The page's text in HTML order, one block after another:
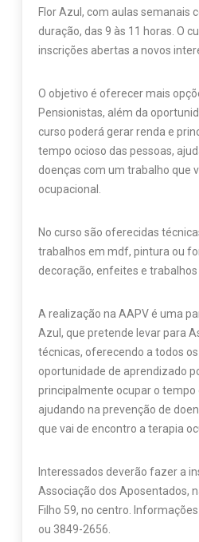
Flor Azul, com aulas semanais
duração, das 9 às 11 horas. O
inscrições abertas a novos
O objetivo é oferecer mais
Pensionistas, além da
curso poderá gerar renda e
tempo ocioso das pessoas,
doenças com um trabalho que
ocupacional.
No curso são oferecidas
trabalhos em mdf, pintura ou
decoração, enfeites e trabalhos
A realização na AAPV é uma
Azul, que pretende levar para
técnicas, oferecendo a todos
oportunidade de aprendizado
principalmente ocupar o tempo
ajudando na prevenção de
que vai de encontro a terapia
Interessados deverão fazer a
Associação dos Aposentados,
Filho 59, no centro.
ou 3849-2656.